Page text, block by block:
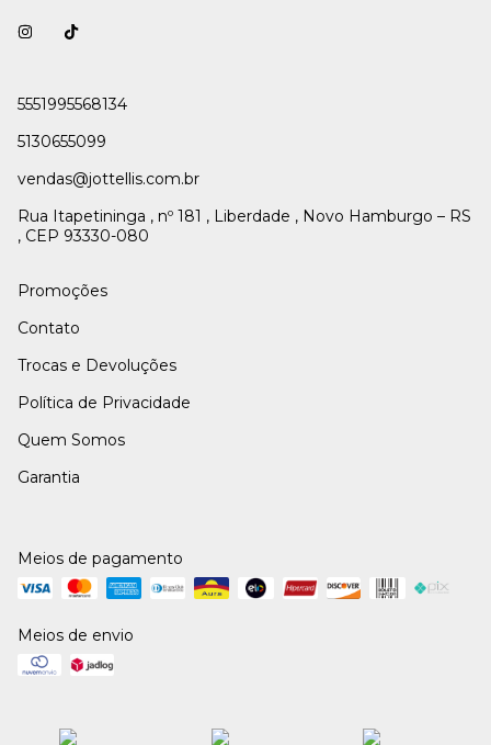
5551995568134
5130655099
vendas@jottellis.com.br
Rua Itapetininga , nº 181 , Liberdade , Novo Hamburgo – RS
, CEP 93330-080
Promoções
Contato
Trocas e Devoluções
Política de Privacidade
Quem Somos
Garantia
Meios de pagamento
Meios de envio